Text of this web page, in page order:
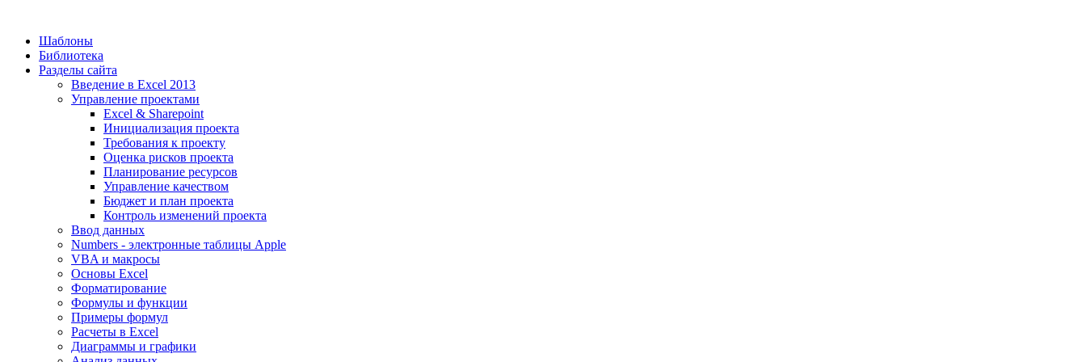
Шаблоны
Библиотека
Разделы сайта
Введение в Excel 2013
Управление проектами
Excel & Sharepoint
Инициализация проекта
Требования к проекту
Оценка рисков проекта
Планирование ресурсов
Управление качеством
Бюджет и план проекта
Контроль изменений проекта
Ввод данных
Numbers - электронные таблицы Apple
VBA и макросы
Основы Excel
Форматирование
Формулы и функции
Примеры формул
Расчеты в Excel
Диаграммы и графики